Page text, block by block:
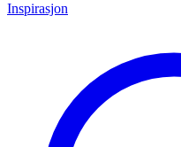
Inspirasjon